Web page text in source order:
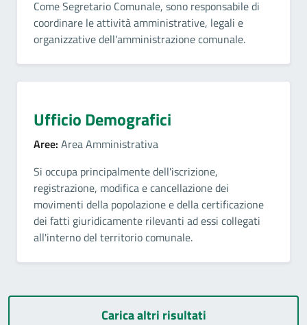
Come Segretario Comunale, sono responsabile di
coordinare le attività amministrative, legali e
organizzative dell'amministrazione comunale.
Ufficio Demografici
Aree: Area Amministrativa
Si occupa principalmente dell'iscrizione,
registrazione, modifica e cancellazione dei
movimenti della popolazione e della certificazione
dei fatti giuridicamente rilevanti ad essi collegati
all'interno del territorio comunale.
Carica altri risultati